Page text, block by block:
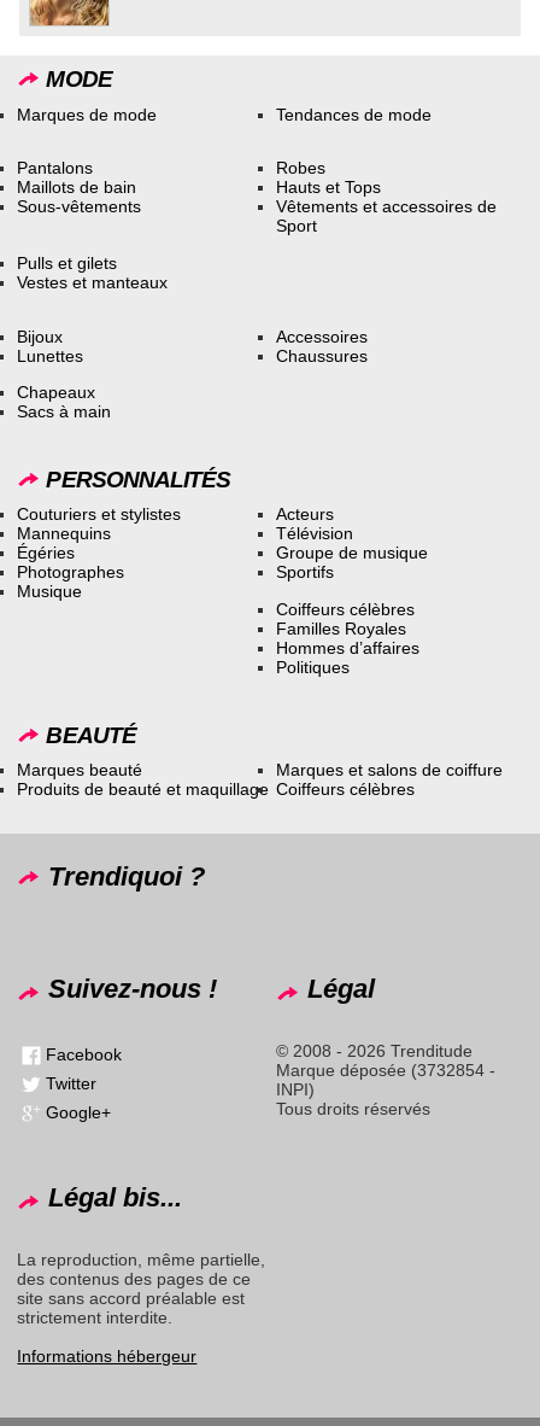
MODE
Marques de mode Tendances de mode
Pantalons
Maillots de bain
Sous-vêtements
Robes
Hauts et Tops
Vêtements et accessoires de
Sport
Pulls et gilets
Vestes et manteaux
Bijoux
Lunettes
Accessoires
Chaussures
Chapeaux
Sacs à main
PERSONNALITÉS
Couturiers et stylistes
Mannequins
Égéries
Photographes
Musique
Acteurs
Télévision
Groupe de musique
Sportifs
Coiffeurs célèbres
Familles Royales
Hommes d’affaires
Politiques
BEAUTÉ
Marques beauté
Produits de beauté et maquillage
Marques et salons de coiffure
Coiffeurs célèbres
Trendiquoi ?
Suivez-nous !
Facebook
Twitter
Google+
Légal
© 2008 - 2026 Trenditude
Marque déposée (3732854 -
INPI)
Tous droits réservés
Légal bis...
La reproduction, même partielle,
des contenus des pages de ce
site sans accord préalable est
strictement interdite.
Informations hébergeur